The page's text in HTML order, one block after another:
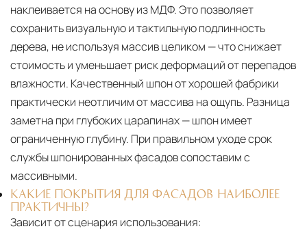
наклеивается на основу из МДФ. Это позволяет
сохранить визуальную и тактильную подлинность
дерева, не используя массив целиком — что снижает
стоимость и уменьшает риск деформаций от перепадов
влажности. Качественный шпон от хорошей фабрики
практически неотличим от массива на ощупь. Разница
заметна при глубоких царапинах — шпон имеет
ограниченную глубину. При правильном уходе срок
службы шпонированных фасадов сопоставим с
массивными.
КАКИЕ ПОКРЫТИЯ ДЛЯ ФАСАДОВ НАИБОЛЕЕ
ПРАКТИЧНЫ?
Зависит от сценария использования: